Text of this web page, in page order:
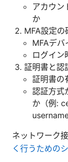
アカウン
か
MFA設定の
MFAデ
ログイン
証明書と認
証明書の
認証方式
か（例:
ネットワーク
く行うための